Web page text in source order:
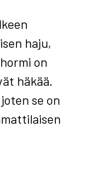
haju,
on
häkää.
se on